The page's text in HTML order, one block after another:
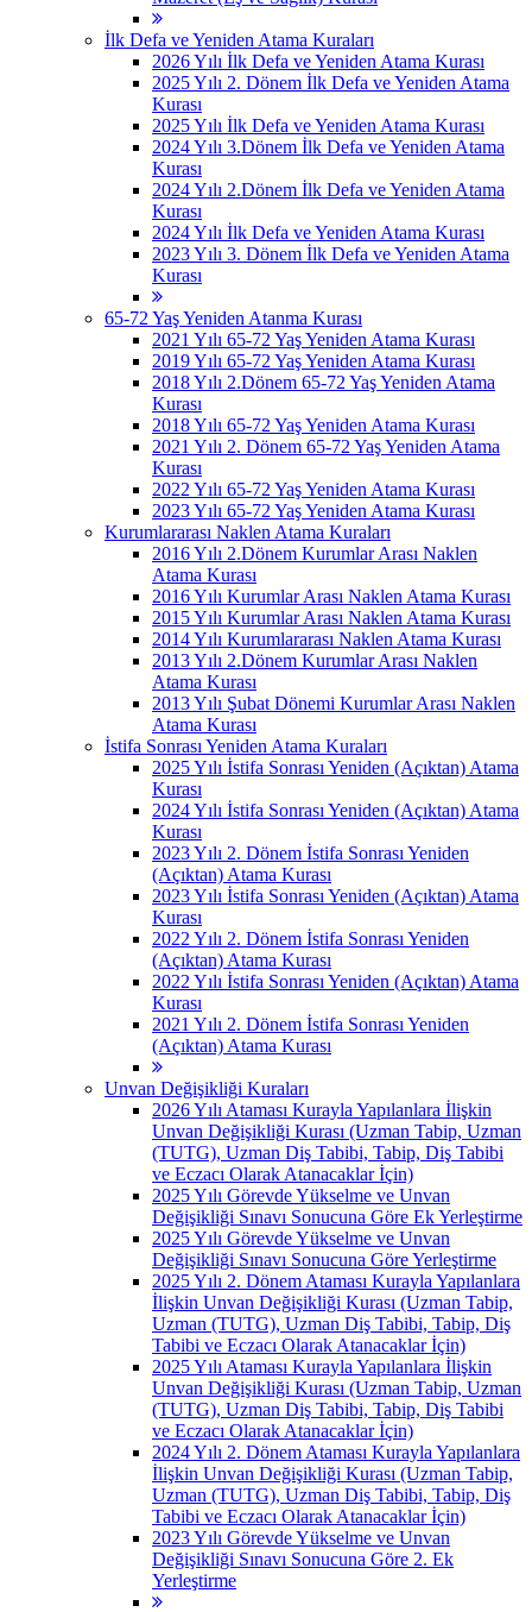
İlk Defa ve Yeniden Atama Kuraları
2026 Yılı İlk Defa ve Yeniden Atama Kurası
2025 Yılı 2. Dönem İlk Defa ve Yeniden Atama
Kurası
2025 Yılı İlk Defa ve Yeniden Atama Kurası
2024 Yılı 3.Dönem İlk Defa ve Yeniden Atama
Kurası
2024 Yılı 2.Dönem İlk Defa ve Yeniden Atama
Kurası
2024 Yılı İlk Defa ve Yeniden Atama Kurası
2023 Yılı 3. Dönem İlk Defa ve Yeniden Atama
Kurası
65-72 Yaş Yeniden Atanma Kurası
2021 Yılı 65-72 Yaş Yeniden Atama Kurası
2019 Yılı 65-72 Yaş Yeniden Atama Kurası
2018 Yılı 2.Dönem 65-72 Yaş Yeniden Atama
Kurası
2018 Yılı 65-72 Yaş Yeniden Atama Kurası
2021 Yılı 2. Dönem 65-72 Yaş Yeniden Atama
Kurası
2022 Yılı 65-72 Yaş Yeniden Atama Kurası
2023 Yılı 65-72 Yaş Yeniden Atama Kurası
Kurumlararası Naklen Atama Kuraları
2016 Yılı 2.Dönem Kurumlar Arası Naklen
Atama Kurası
2016 Yılı Kurumlar Arası Naklen Atama Kurası
2015 Yılı Kurumlar Arası Naklen Atama Kurası
2014 Yılı Kurumlararası Naklen Atama Kurası
2013 Yılı 2.Dönem Kurumlar Arası Naklen
Atama Kurası
2013 Yılı Şubat Dönemi Kurumlar Arası Naklen
Atama Kurası
İstifa Sonrası Yeniden Atama Kuraları
2025 Yılı İstifa Sonrası Yeniden (Açıktan) Atama
Kurası
2024 Yılı İstifa Sonrası Yeniden (Açıktan) Atama
Kurası
2023 Yılı 2. Dönem İstifa Sonrası Yeniden
(Açıktan) Atama Kurası
2023 Yılı İstifa Sonrası Yeniden (Açıktan) Atama
Kurası
2022 Yılı 2. Dönem İstifa Sonrası Yeniden
(Açıktan) Atama Kurası
2022 Yılı İstifa Sonrası Yeniden (Açıktan) Atama
Kurası
2021 Yılı 2. Dönem İstifa Sonrası Yeniden
(Açıktan) Atama Kurası
Unvan Değişikliği Kuraları
2026 Yılı Ataması Kurayla Yapılanlara İlişkin
Unvan Değişikliği Kurası (Uzman Tabip, Uzman
(TUTG), Uzman Diş Tabibi, Tabip, Diş Tabibi
ve Eczacı Olarak Atanacaklar İçin)
2025 Yılı Görevde Yükselme ve Unvan
Değişikliği Sınavı Sonucuna Göre Ek Yerleştirme
2025 Yılı Görevde Yükselme ve Unvan
Değişikliği Sınavı Sonucuna Göre Yerleştirme
2025 Yılı 2. Dönem Ataması Kurayla Yapılanlara
İlişkin Unvan Değişikliği Kurası (Uzman Tabip,
Uzman (TUTG), Uzman Diş Tabibi, Tabip, Diş
Tabibi ve Eczacı Olarak Atanacaklar İçin)
2025 Yılı Ataması Kurayla Yapılanlara İlişkin
Unvan Değişikliği Kurası (Uzman Tabip, Uzman
(TUTG), Uzman Diş Tabibi, Tabip, Diş Tabibi
ve Eczacı Olarak Atanacaklar İçin)
2024 Yılı 2. Dönem Ataması Kurayla Yapılanlara
İlişkin Unvan Değişikliği Kurası (Uzman Tabip,
Uzman (TUTG), Uzman Diş Tabibi, Tabip, Diş
Tabibi ve Eczacı Olarak Atanacaklar İçin)
2023 Yılı Görevde Yükselme ve Unvan
Değişikliği Sınavı Sonucuna Göre 2. Ek
Yerleştirme